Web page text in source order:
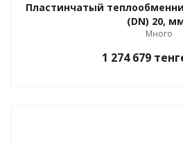
Пластинчатый
(DN) 20,
Много
1 274 679